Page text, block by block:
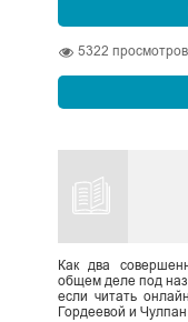
5322 просмотров
Как два
общем деле под
если читать
Гордеевой и